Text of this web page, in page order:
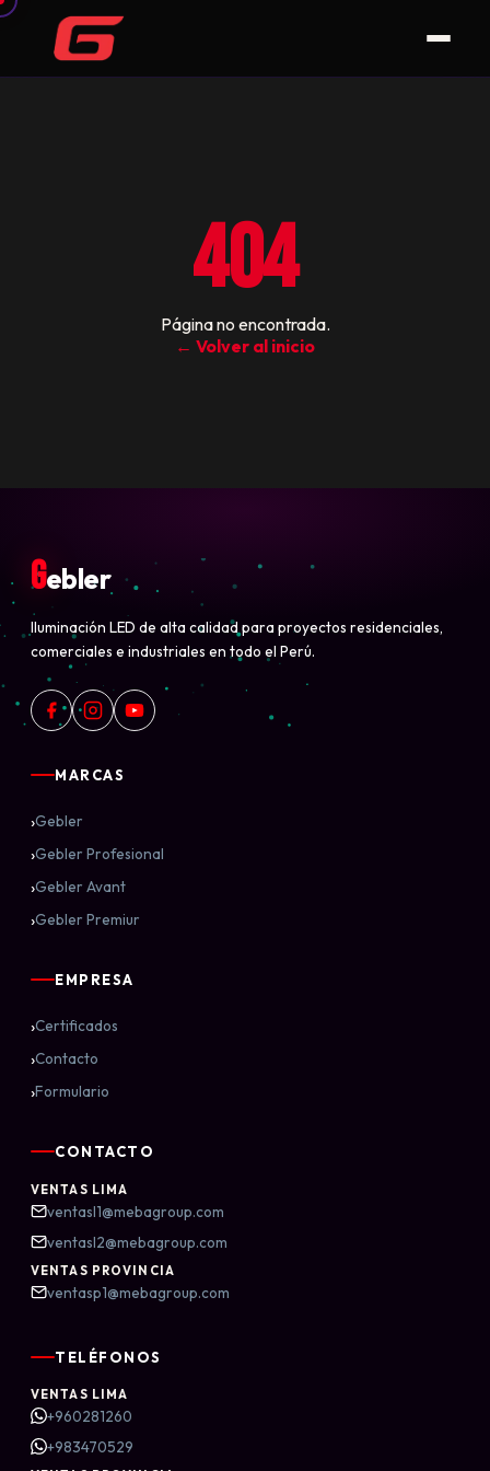
404
Página no encontrada.
← Volver al inicio
Gebler
Iluminación LED de alta calidad para proyectos residenciales,
comerciales e industriales en todo el Perú.
MARCAS
›Gebler
›Gebler Profesional
›Gebler Avant
›Gebler Premiur
EMPRESA
›Certificados
›Contacto
›Formulario
CONTACTO
VENTAS LIMA
ventasl1@mebagroup.com
ventasl2@mebagroup.com
VENTAS PROVINCIA
ventasp1@mebagroup.com
TELÉFONOS
VENTAS LIMA
+960281260
+983470529